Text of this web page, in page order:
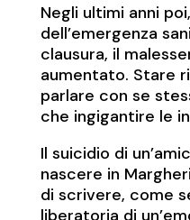
Negli ultimi anni
dell’emergenza
clausura, il
aumentato. Stare
parlare con se
che ingigantire le
Il suicidio di
nascere in
di scrivere, come
liberatoria di